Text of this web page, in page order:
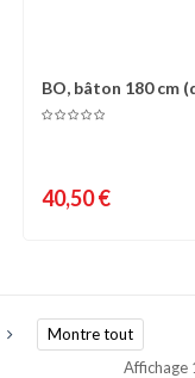
Comparer
BO, bâton 180 cm
Chêne...
40,50 €
Montre tout
Affichage